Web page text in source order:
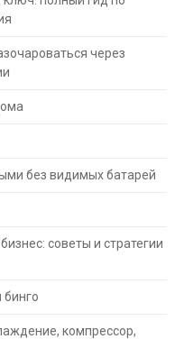
через
без видимых батарей
советы и стратегии
бинго
компрессор,